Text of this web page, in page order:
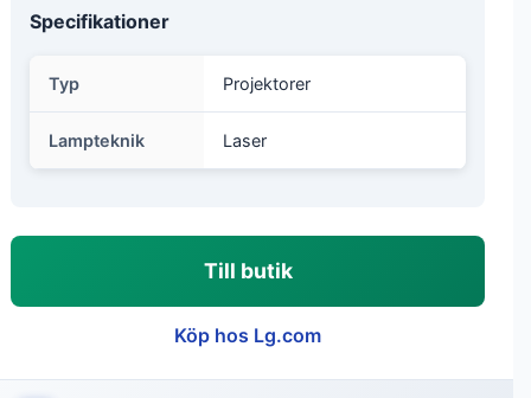
Specifikationer
Typ Projektorer
Lampteknik Laser
Till butik
Köp hos Lg.com